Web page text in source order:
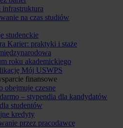
na czas studiów
studenckie
Karier: praktyki i staże
roku akademickiego
Mój USWPS
finansowe
obejmuje czesne
– stypendia dla kandydatów
studentów
kredyty
przez pracodawcę